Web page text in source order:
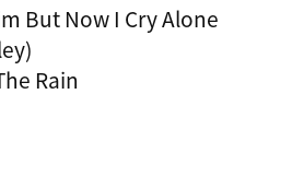
But Now I Cry Alone
Rain